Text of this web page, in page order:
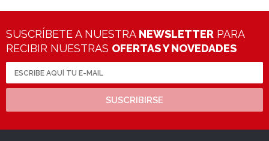
SUSCRÍBETE A NUESTRA NEWSLETTER PARA
RECIBIR NUESTRAS OFERTAS Y NOVEDADES
SUSCRIBIRSE